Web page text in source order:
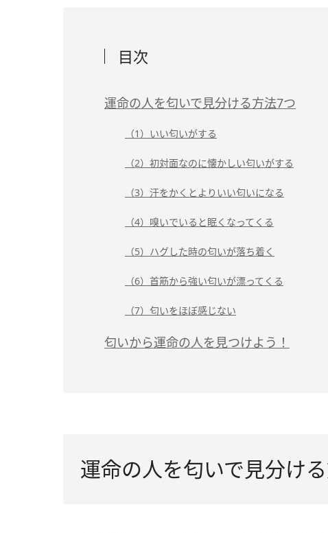
目次
運命の人を匂いで見分ける方法7つ
（1）いい匂いがする
（2）初対面なのに懐かしい匂いがする
（3）汗をかくとよりいい匂いになる
（4）嗅いでいると眠くなってくる
（5）ハグした時の匂いが落ち着く
（6）首筋から強い匂いが漂ってくる
（7）匂いをほぼ感じない
匂いから運命の人を見つけよう！
運命の人を匂いで見分け